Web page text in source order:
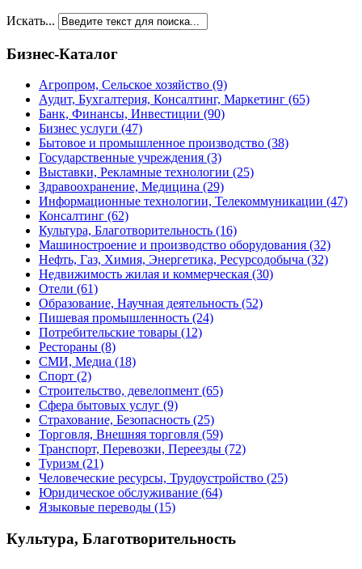
Искать...
Бизнес-Каталог
Агропром, Сельское хозяйство (9)
Аудит, Бухгалтерия, Консалтинг, Маркетинг (65)
Банк, Финансы, Инвестиции (90)
Бизнес услуги (47)
Бытовое и промышленное производство (38)
Государственные учреждения (3)
Выставки, Рекламные технологии (25)
Здравоохранение, Медицина (29)
Информационные технологии, Телекоммуникации (47)
Консалтинг (62)
Культура, Благотворительность (16)
Машиностроение и производство оборудования (32)
Нефть, Газ, Химия, Энергетика, Ресурсодобыча (32)
Недвижимость жилая и коммерческая (30)
Отели (61)
Образование, Научная деятельность (52)
Пишевая промышленность (24)
Потребительские товары (12)
Рестораны (8)
СМИ, Медиа (18)
Спорт (2)
Строительство, девелопмент (65)
Сфера бытовых услуг (9)
Страхование, Безопасность (25)
Торговля, Внешняя торговля (59)
Транспорт, Перевозки, Переезды (72)
Туризм (21)
Человеческие ресурсы, Трудоустройство (25)
Юридическое обслуживание (64)
Языковые переводы (15)
Культура, Благотворительность